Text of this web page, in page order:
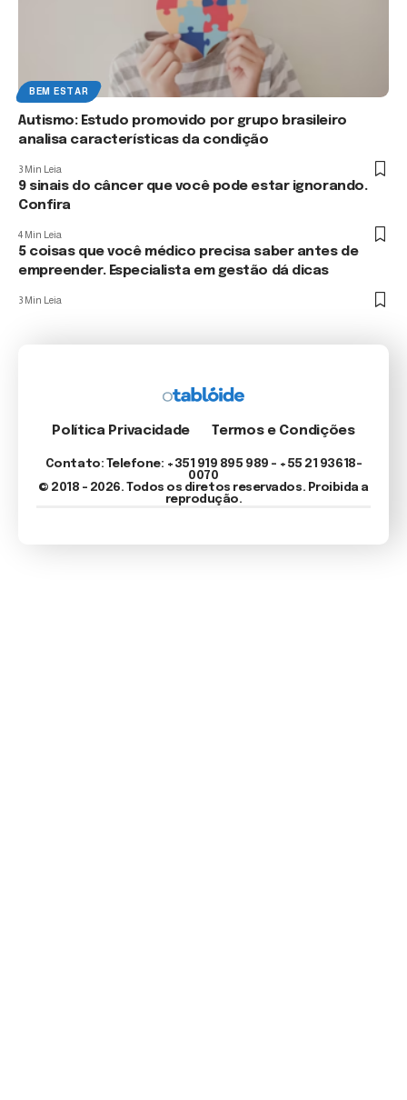
BEM ESTAR
Autismo: Estudo promovido por grupo brasileiro
analisa características da condição
3 Min Leia
9 sinais do câncer que você pode estar ignorando.
Confira
4 Min Leia
5 coisas que você médico precisa saber antes de
empreender. Especialista em gestão dá dicas
3 Min Leia
Política Privacidade Termos e Condições
Contato: Telefone: +351 919 895 989 – +55 21 93618-
0070
© 2018 - 2026. Todos os diretos reservados. Proibida a
reprodução.